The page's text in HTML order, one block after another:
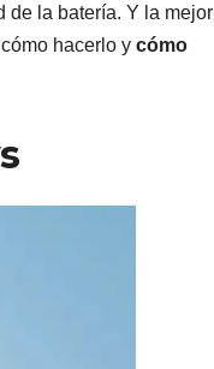
de la batería. Y la mejor
hacerlo y cómo